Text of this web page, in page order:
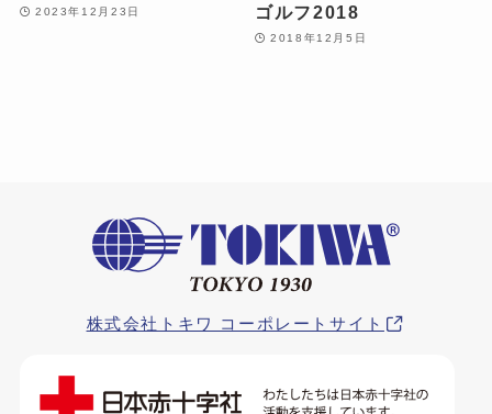
2023年12月23日
ゴルフ2018
2018年12月5日
株式会社トキワ コーポレートサイト